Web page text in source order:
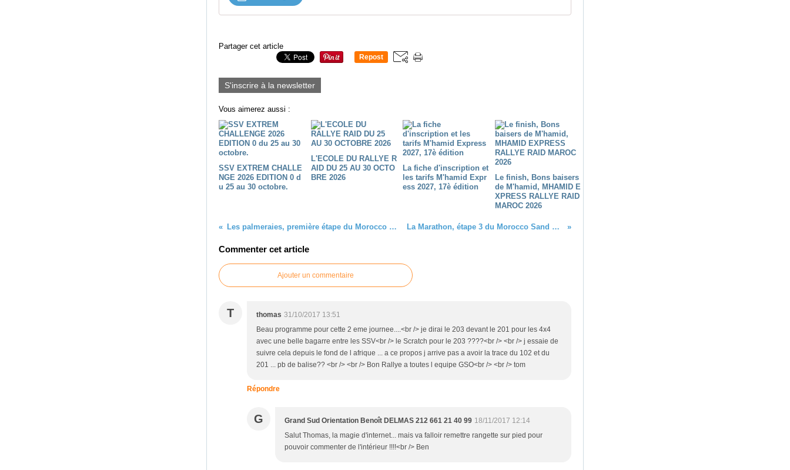
Partager cet article
Repost
S'inscrire à la newsletter
Vous aimerez aussi :
SSV EXTREM CHALLE
NGE 2026 EDITION 0 d
u 25 au 30 octobre.
L'ECOLE DU RALLYE R
AID DU 25 AU 30 OCTO
BRE 2026
La fiche d'inscription et
les tarifs M'hamid Expr
ess 2027, 17è édition
Le finish, Bons baisers
de M'hamid, MHAMID E
XPRESS RALLYE RAID
MAROC 2026
Les palmeraies, première étape du Morocco Sand Express La Marathon, étape 3 du Morocco Sand Express 2017
Commenter cet article
Ajouter un commentaire
T thomas 31/10/2017 13:51
Beau programme pour cette 2 eme journee....<br /> je dirai le 203 devant le 201 pour les 4x4
avec une belle bagarre entre les SSV<br /> le Scratch pour le 203 ????<br /> <br /> j essaie de
suivre cela depuis le fond de l afrique ... a ce propos j arrive pas a avoir la trace du 102 et du
201 ... pb de balise?? <br /> <br /> Bon Rallye a toutes l equipe GSO<br /> <br /> tom
Répondre
G Grand Sud Orientation Benoît DELMAS 212 661 21 40 99 18/11/2017 12:14
Salut Thomas, la magie d'internet... mais va falloir remettre rangette sur pied pour
pouvoir commenter de l'intérieur !!!!<br /> Ben